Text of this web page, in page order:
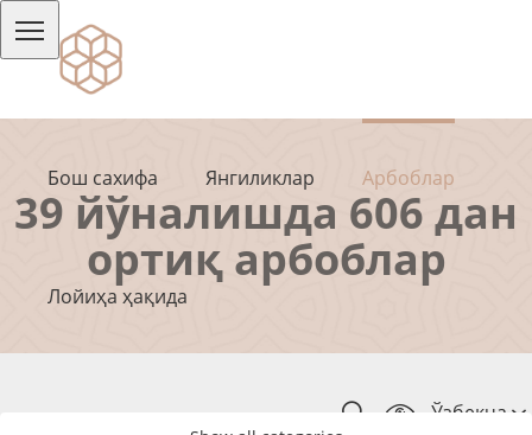
Бош сахифа Янгиликлар Арбоблар
Лойиҳа ҳақида
Ўзбекча
39 йўналишда 606 дан
ортиқ арбоблар